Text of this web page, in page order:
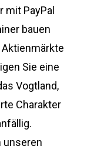
mit PayPal
bauen
Sie eine
Vogtland,
Charakter
unseren